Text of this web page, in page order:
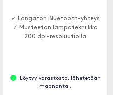
✓ Langaton Bluetooth-yhteys
✓ Musteeton lämpötekniikka
200 dpi-resoluutiolla
Löytyy varastosta, lähetetään
maananta..